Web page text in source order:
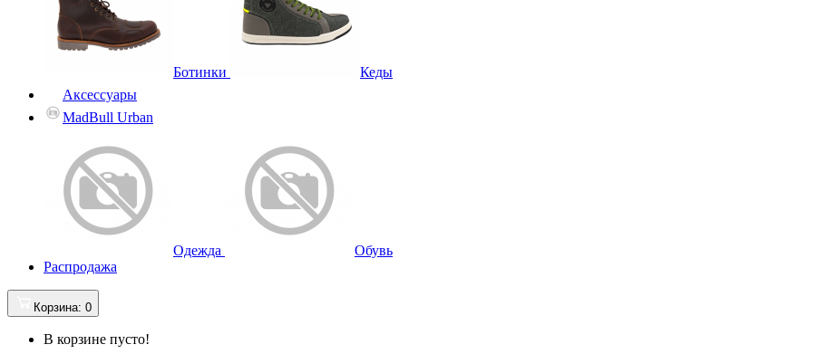
Ботинки
Кеды
Аксессуары
MadBull Urban
Одежда
Обувь
Распродажа
Корзина: 0
В корзине пусто!